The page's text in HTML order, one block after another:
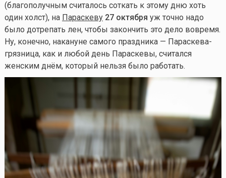
(благополучным считалось соткать к этому дню хоть
один холст), на Параскеву 27 октября уж точно надо
было дотрепать лен, чтобы закончить это дело вовремя.
Ну, конечно, накануне самого праздника — Параскева-
грязница, как и любой день Параскевы, считался
женским днём, который нельзя было работать.